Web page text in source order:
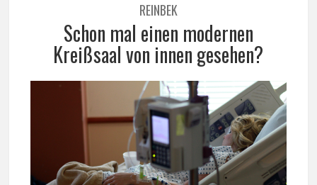
REINBEK
Schon mal einen modernen
Kreißsaal von innen gesehen?